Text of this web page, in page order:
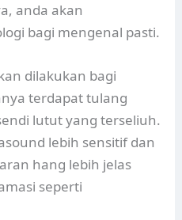
anda akan
bagi mengenal pasti.
dilakukan bagi
terdapat tulang
lutut yang terseliuh.
lebih sensitif dan
hang lebih jelas
seperti